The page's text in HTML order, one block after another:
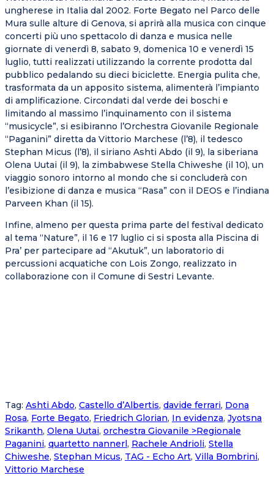
ungherese in Italia dal 2002. Forte Begato nel Parco delle
Mura sulle alture di Genova, si aprirà alla musica con cinque
concerti più uno spettacolo di danza e musica nelle
giornate di venerdì 8, sabato 9, domenica 10 e venerdì 15
luglio, tutti realizzati utilizzando la corrente prodotta dal
pubblico pedalando su dieci biciclette. Energia pulita che,
trasformata da un apposito sistema, alimenterà l’impianto
di amplificazione. Circondati dal verde dei boschi e
limitando al massimo l’inquinamento con il sistema
“musicycle”, si esibiranno l’Orchestra Giovanile Regionale
“Paganini” diretta da Vittorio Marchese (l’8), il tedesco
Stephan Micus (l’8), il siriano Ashti Abdo (il 9), la siberiana
Olena Uutai (il 9), la zimbabwese Stella Chiweshe (il 10), un
viaggio sonoro intorno al mondo che si concluderà con
l’esibizione di danza e musica “Rasa” con il DEOS e l’indiana
Parveen Khan (il 15).
Infine, almeno per questa prima parte del festival dedicato
al tema “Nature”, il 16 e 17 luglio ci si sposta alla Piscina di
Pra’ per partecipare ad “Akutuk”, un laboratorio di
percussioni acquatiche con Lois Zongo, realizzato in
collaborazione con il Comune di Sestri Levante.
Tag: Ashti Abdo, Castello d’Albertis, davide ferrari, Dona
Rosa, Forte Begato, Friedrich Glorian, In evidenza, Jyotsna
Srikanth, Olena Uutai, orchestra Giovanile >Regionale
Paganini, quartetto nannerl, Rachele Andrioli, Stella
Chiweshe, Stephan Micus, TAG - Echo Art, Villa Bombrini,
Vittorio Marchese